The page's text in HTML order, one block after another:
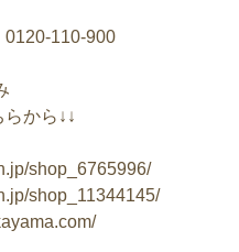
110-900
から↓↓
shop_6765996/
shop_11344145/